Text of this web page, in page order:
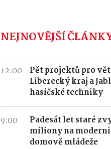
NEJNOVĚJŠÍ
12:00
Pět projektů pro
Liberecký kraj a
hasičské techniky
9:00
Padesát let staré
miliony na
domově mládeže